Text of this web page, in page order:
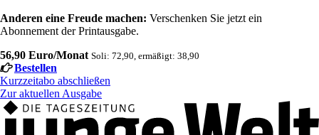
Anderen eine Freude machen: Verschenken Sie jetzt ein
Abonnement der Printausgabe.
56,90 Euro/Monat Soli: 72,90, ermäßigt: 38,90
Bestellen
Kurzzeitabo abschließen
Zur aktuellen Ausgabe